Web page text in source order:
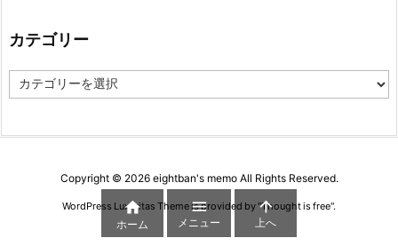
ブ
カテゴリー
テ
Copyright © 2026 eightban's memoAll Rights Reserved.
WordPress Luxeritas Theme is provided by "Thought is free".

ホーム

メニュー

上へ